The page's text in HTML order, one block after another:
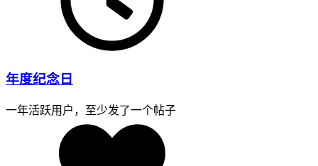
年度纪念日
一年活跃用户，至少发了一个帖子